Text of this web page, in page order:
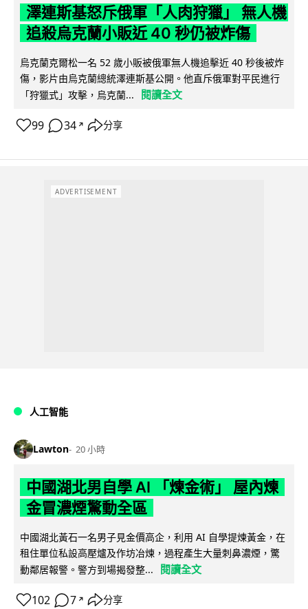
澤連斯基怒斥俄軍「人肉狩獵」 無人機
追殺烏克蘭小販近 40 秒仍被炸傷
烏克蘭克爾松一名 52 歲小販被俄軍無人機追擊近 40 秒後被炸
傷，影片由烏克蘭總統澤連斯基公開。他直斥俄軍對平民進行
「狩獵式」攻擊，烏克蘭...
閱讀全文
99 34 ↗ 分享
ADVERTISEMENT
人工智能
Lawton 20 小時
中國湖北男自學 AI 「煉金術」 屋內煉
金冒濃煙驚動全區
中國湖北黃石一名男子見金價高企，利用 AI 自學提煉黃金，在
租住單位私設高壓爐及作坊冶煉，過程產生大量刺鼻濃煙，驚
動鄰居報警。警方到場揭發整...
閱讀全文
102 7 ↗ 分享